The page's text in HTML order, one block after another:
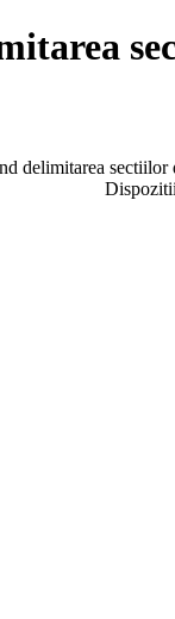
delimitarea